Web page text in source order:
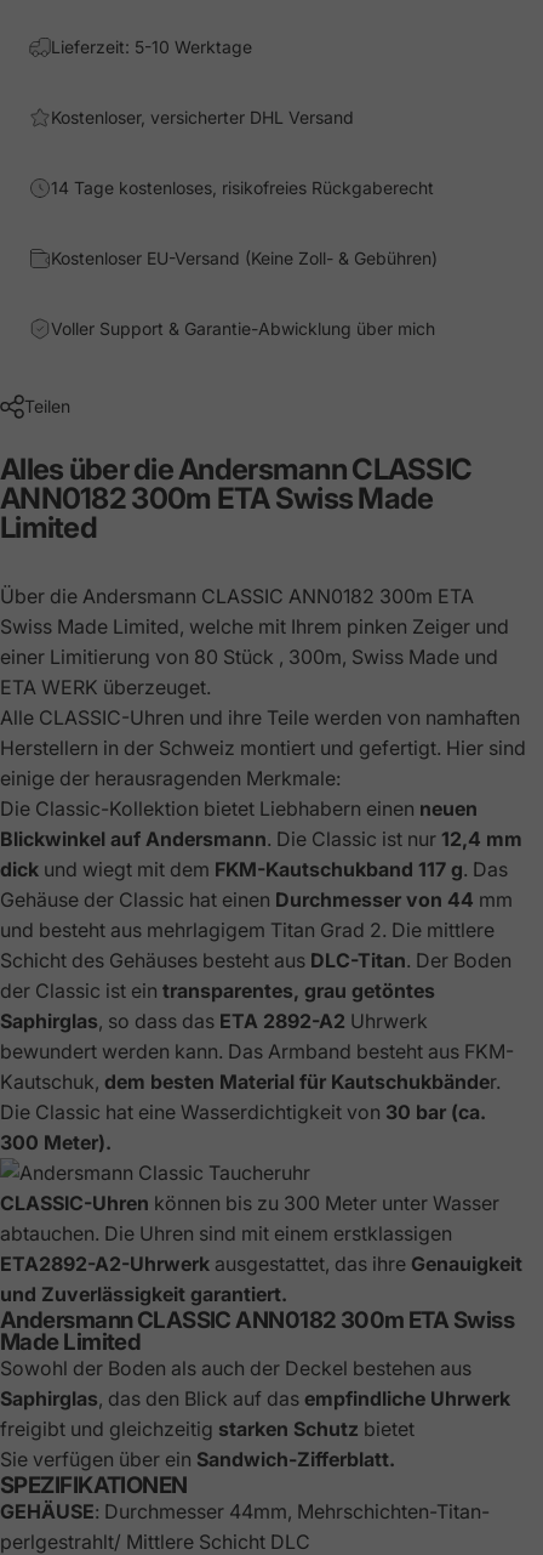
Lieferzeit: 5-10 Werktage
Kostenloser, versicherter DHL Versand
14 Tage kostenloses, risikofreies Rückgaberecht
Kostenloser EU-Versand (Keine Zoll- & Gebühren)
Voller Support & Garantie-Abwicklung über mich
Teilen
Alles über die Andersmann CLASSIC
ANN0182 300m ETA Swiss Made
Limited
Über die Andersmann CLASSIC ANN0182 300m ETA
Swiss Made Limited, welche mit Ihrem pinken Zeiger und
einer Limitierung von 80 Stück , 300m, Swiss Made und
ETA WERK überzeuget.
Alle CLASSIC-Uhren und ihre Teile werden von namhaften
Herstellern in der Schweiz montiert und gefertigt. Hier sind
einige der herausragenden Merkmale:
Die Classic-Kollektion bietet Liebhabern einen neuen
Blickwinkel auf Andersmann. Die Classic ist nur 12,4 mm
dick und wiegt mit dem FKM-Kautschukband 117 g. Das
Gehäuse der Classic hat einen Durchmesser von 44 mm
und besteht aus mehrlagigem Titan Grad 2. Die mittlere
Schicht des Gehäuses besteht aus DLC-Titan. Der Boden
der Classic ist ein transparentes, grau getöntes
Saphirglas, so dass das ETA 2892-A2 Uhrwerk
bewundert werden kann. Das Armband besteht aus FKM-
Kautschuk, dem besten Material für Kautschukbänder.
Die Classic hat eine Wasserdichtigkeit von 30 bar (ca.
300 Meter).
CLASSIC-Uhren können bis zu 300 Meter unter Wasser
abtauchen. Die Uhren sind mit einem erstklassigen
ETA2892-A2-Uhrwerk ausgestattet, das ihre Genauigkeit
und Zuverlässigkeit garantiert.
Andersmann CLASSIC ANN0182 300m ETA Swiss
Made Limited
Sowohl der Boden als auch der Deckel bestehen aus
Saphirglas, das den Blick auf das empfindliche Uhrwerk
freigibt und gleichzeitig starken Schutz bietet
Sie verfügen über ein Sandwich-Zifferblatt.
SPEZIFIKATIONEN
GEHÄUSE: Durchmesser 44mm, Mehrschichten-Titan-
perlgestrahlt/ Mittlere Schicht DLC